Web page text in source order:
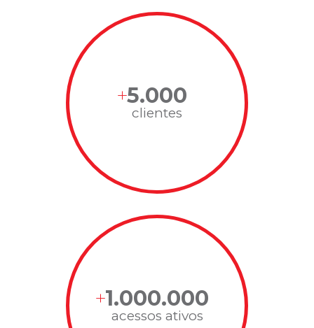
5.000
clientes
1.000.000
acessos ativos